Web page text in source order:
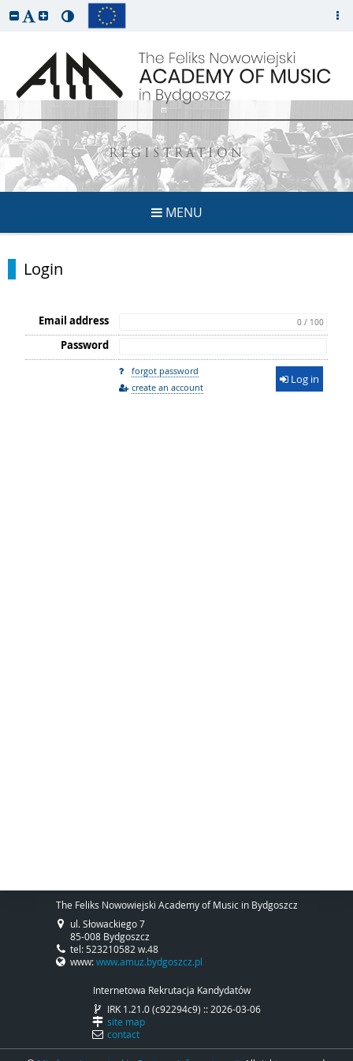
REGISTRATION
MENU
Login
Email address 0 / 100
Password
forgot password
create an account
Log in
The Feliks Nowowiejski Academy of Music in Bydgoszcz
ul. Słowackiego 7
85-008 Bydgoszcz
tel: 523210582 w.48
www:www.amuz.bydgoszcz.pl
Internetowa Rekrutacja Kandydatów
IRK 1.21.0 (c92294c9) :: 2026-03-06
site map
contact